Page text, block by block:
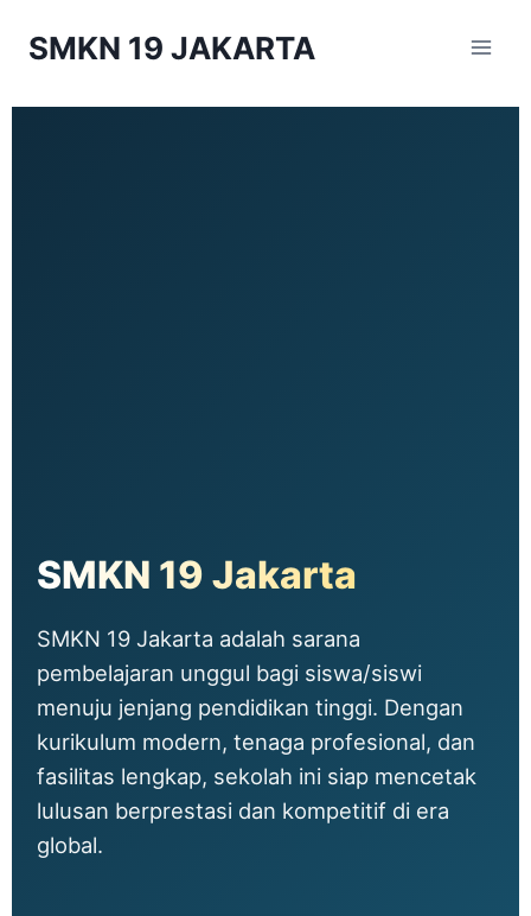
SMKN 19 JAKARTA
SMKN 19 Jakarta
SMKN 19 Jakarta adalah sarana
pembelajaran unggul bagi siswa/siswi
menuju jenjang pendidikan tinggi. Dengan
kurikulum modern, tenaga profesional, dan
fasilitas lengkap, sekolah ini siap mencetak
lulusan berprestasi dan kompetitif di era
global.